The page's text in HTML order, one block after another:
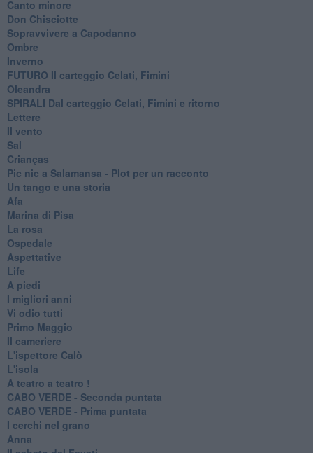
Canto minore
Don Chisciotte
Sopravvivere a Capodanno
Ombre
Inverno
FUTURO Il carteggio Celati, Fimini
Oleandra
SPIRALI Dal carteggio Celati, Fimini e ritorno
Lettere
Il vento
Sal
Crianças
Pic nic a Salamansa - Plot per un racconto
Un tango e una storia
Afa
Marina di Pisa
La rosa
Ospedale
Aspettative
Life
A piedi
I migliori anni
Vi odio tutti
Primo Maggio
Il cameriere
L'ispettore Calò
L'isola
A teatro a teatro !
CABO VERDE - Seconda puntata
CABO VERDE - Prima puntata
I cerchi nel grano
Anna